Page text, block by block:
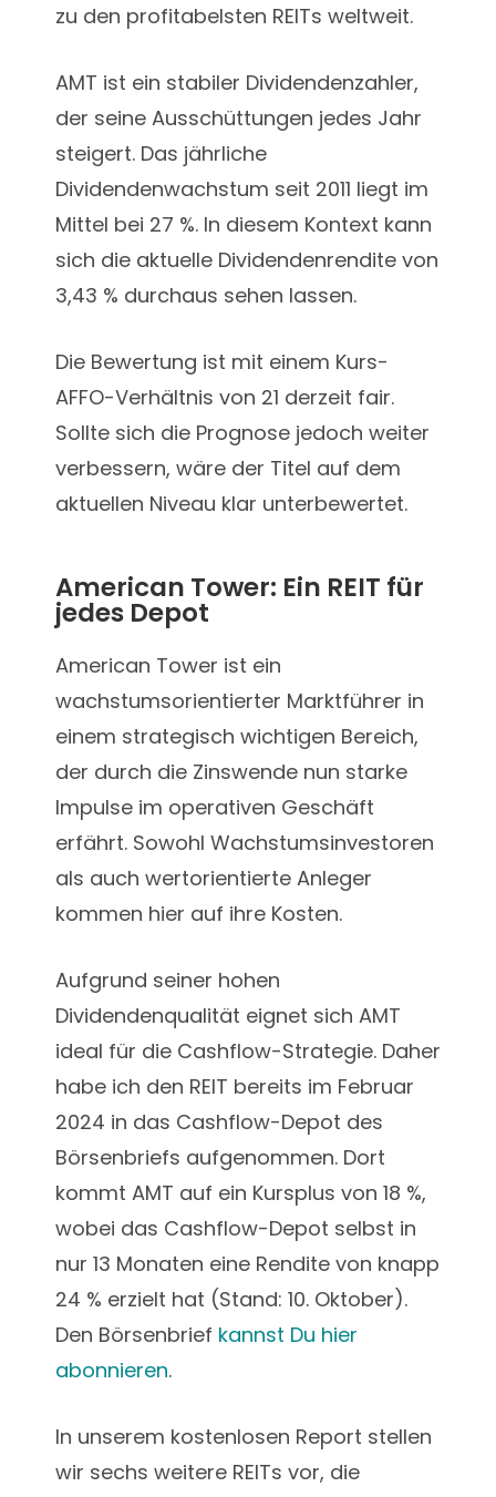
zu den profitabelsten REITs weltweit.
AMT ist ein stabiler Dividendenzahler,
der seine Ausschüttungen jedes Jahr
steigert. Das jährliche
Dividendenwachstum seit 2011 liegt im
Mittel bei 27 %. In diesem Kontext kann
sich die aktuelle Dividendenrendite von
3,43 % durchaus sehen lassen.
Die Bewertung ist mit einem Kurs-
AFFO-Verhältnis von 21 derzeit fair.
Sollte sich die Prognose jedoch weiter
verbessern, wäre der Titel auf dem
aktuellen Niveau klar unterbewertet.
American Tower: Ein REIT für
jedes Depot
American Tower ist ein
wachstumsorientierter Marktführer in
einem strategisch wichtigen Bereich,
der durch die Zinswende nun starke
Impulse im operativen Geschäft
erfährt. Sowohl Wachstumsinvestoren
als auch wertorientierte Anleger
kommen hier auf ihre Kosten.
Aufgrund seiner hohen
Dividendenqualität eignet sich AMT
ideal für die Cashflow-Strategie. Daher
habe ich den REIT bereits im Februar
2024 in das Cashflow-Depot des
Börsenbriefs aufgenommen. Dort
kommt AMT auf ein Kursplus von 18 %,
wobei das Cashflow-Depot selbst in
nur 13 Monaten eine Rendite von knapp
24 % erzielt hat (Stand: 10. Oktober).
Den Börsenbrief kannst Du hier
abonnieren.
In unserem kostenlosen Report stellen
wir sechs weitere REITs vor, die